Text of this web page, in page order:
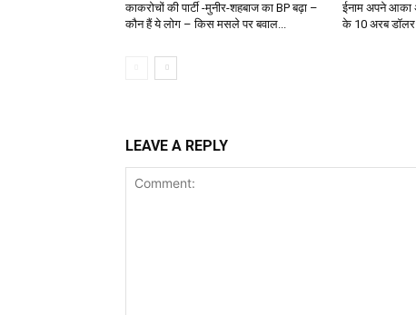
काकरोचों की पार्टी -मुनीर-शहबाज का BP बढ़ा –
कौन हैं ये लोग – किस मसले पर बवाल...
ईनाम अपने आका
के 10 अरब डॉलर
LEAVE A REPLY